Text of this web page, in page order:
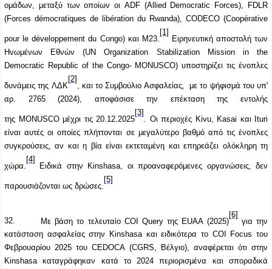
ομάδων, μεταξύ των οποίων οι ADF (Allied Democratic Forces), FDLR
(Forces démocratiques de libération du Rwanda), CODECO (Coopérative
pour le développement du Congo) και M23.
[1]
Ειρηνευτική αποστολή των
Ηνωμένων Εθνών (UN Organization Stabilization Mission in the
Democratic Republic of the Congo- MONUSCO) υποστηρίζει τις ένοπλες
δυνάμεις της ΛΔΚ
[2]
, και το Συμβούλιο Ασφαλείας, με το ψήφισμά του υπ'
αρ. 2765 (2024), αποφάσισε την επέκταση της εντολής
της MONUSCOμέχρι τις 20.12.2025
[3]
. Οι περιοχές Kivu, Kasai και Ituri
είναι αυτές οι οποίες πλήττονται σε μεγαλύτερο βαθμό από τις ένοπλες
συγκρούσεις, αν και η βία είναι εκτεταμένη και επηρεάζει ολόκληρη τη
χώρα.
[4]
Ειδικά στην Kinshasa, οι προαναφερόμενες οργανώσεις, δεν
παρουσιάζονται ως δρώσες.
[5]
32. Με βάση το τελευταίο COI Query της EUAA (2025)
[6]
για την
κατάσταση ασφαλείας στην
Kinshasaκαι ειδικότερα το COI Focus του
Φεβρουαρίου 2025 του CEDOCA (CGRS, Βέλγιο), αναφέρεται ότι στην
Kinshasaκαταγράφηκαν κατά το 2024 περιορισμένα και σποραδικά